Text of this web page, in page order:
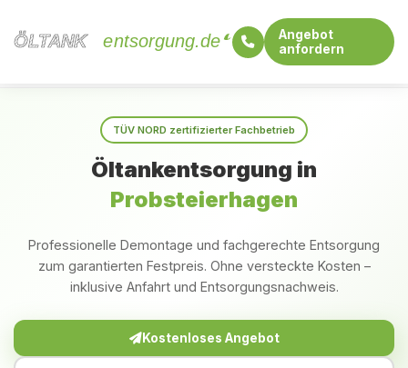
ÖLTANK
ÖLTANK entsorgung.de
Angebot
anfordern
TÜV NORD zertifizierter Fachbetrieb
Öltankentsorgung in
Probsteierhagen
Professionelle Demontage und fachgerechte Entsorgung
zum garantierten Festpreis. Ohne versteckte Kosten –
inklusive Anfahrt und Entsorgungsnachweis.
Kostenloses Angebot